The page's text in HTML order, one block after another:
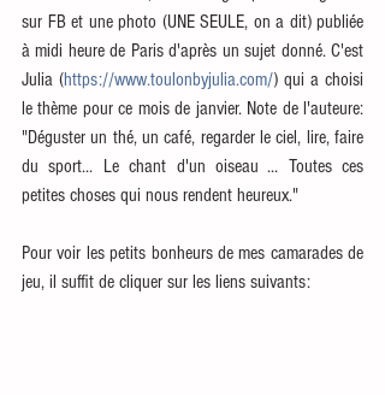
sur FB et une photo (UNE SEULE, on a dit) publiée
à midi heure de Paris d'après un sujet donné. C'est
Julia (https://www.toulonbyjulia.com/) qui a choisi
le thème pour ce mois de janvier. Note de l'auteure:
"Déguster un thé, un café, regarder le ciel, lire, faire
du sport... Le chant d'un oiseau ... Toutes ces
petites choses qui nous rendent heureux."
Pour voir les petits bonheurs de mes camarades de
jeu, il suffit de cliquer sur les liens suivants: